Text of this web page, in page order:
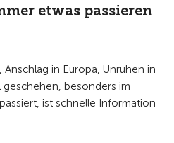
etwas passieren
Anschlag in Europa, Unruhen in
geschehen, besonders im
ist schnelle Information